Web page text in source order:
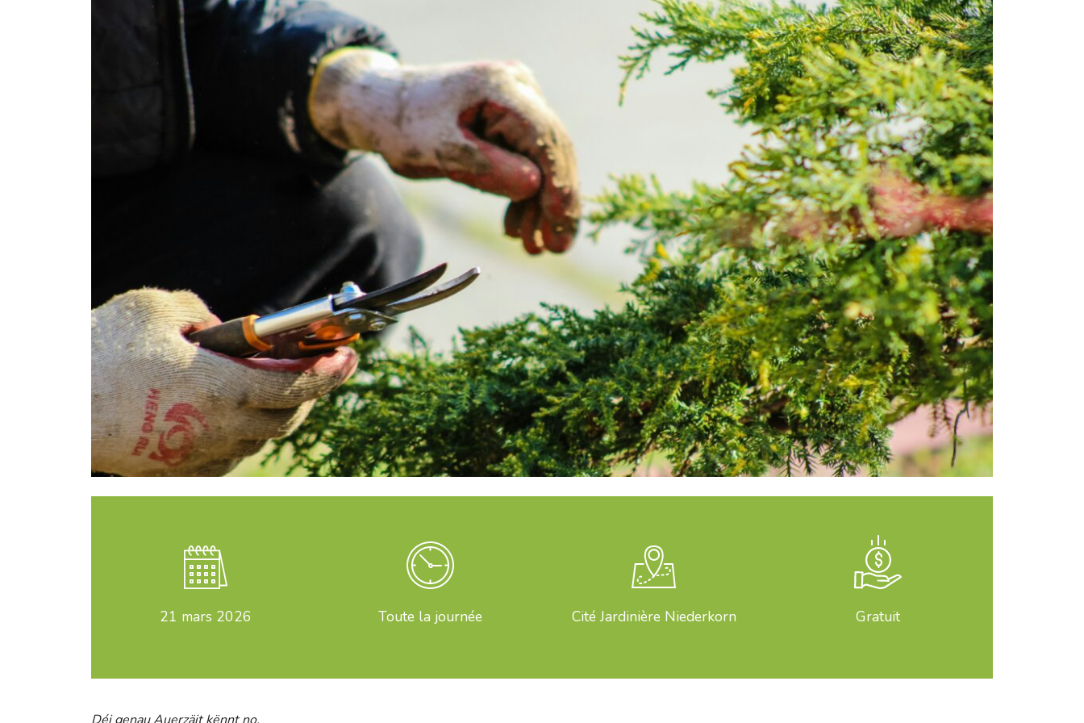
21 mars 2026 Toute la journée Cité Jardinière Niederkorn Gratuit